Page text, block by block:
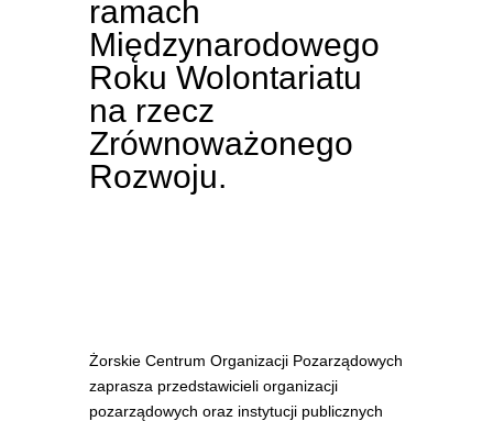
ramach
Międzynarodowego
Roku Wolontariatu
na rzecz
Zrównoważonego
Rozwoju.
Żorskie Centrum Organizacji Pozarządowych
zaprasza przedstawicieli organizacji
pozarządowych oraz instytucji publicznych